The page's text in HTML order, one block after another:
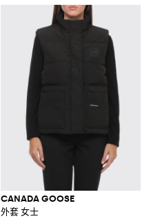
CANADA GOOSE
外套 女士